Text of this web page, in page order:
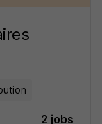
2 jobs